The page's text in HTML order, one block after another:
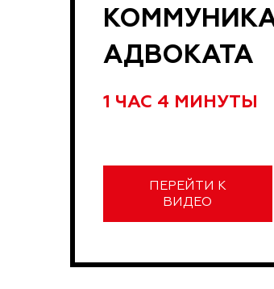
АДВОКАТА
1 ЧАС 4 МИНУТЫ
ПЕРЕЙТИ К
ВИДЕО